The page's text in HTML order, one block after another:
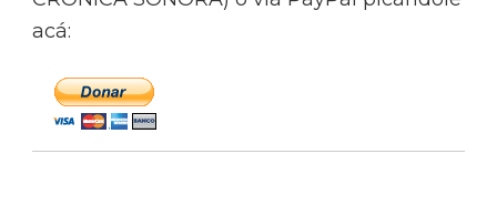
acá: